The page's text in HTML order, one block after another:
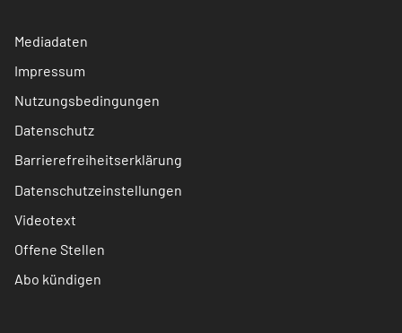
Mediadaten
Impressum
Nutzungsbedingungen
Datenschutz
Barrierefreiheitserklärung
Datenschutzeinstellungen
Videotext
Offene Stellen
Abo kündigen